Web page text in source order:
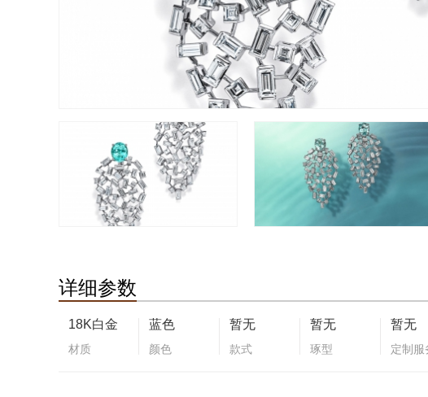
详细参数
18K白金
材质
蓝色
颜色
暂无
款式
暂无
琢型
暂无
定制服